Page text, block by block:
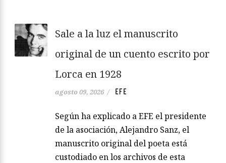
Sale a la luz el manuscrito
original de un cuento escrito por
Lorca en 1928
agosto 09, 2026 / EFE
Según ha explicado a EFE el presidente
de la asociación, Alejandro Sanz, el
manuscrito original del poeta está
custodiado en los archivos de esta